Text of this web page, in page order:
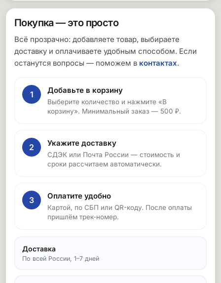
Покупка — это просто
Всё прозрачно: добавляете товар, выбираете
доставку и оплачиваете удобным способом. Если
останутся вопросы — поможем в контактах.
1 Добавьте в корзину
Выберите количество и нажмите «В
корзину». Минимальный заказ — 500 ₽.
2 Укажите доставку
СДЭК или Почта России — стоимость и
сроки рассчитаем автоматически.
3 Оплатите удобно
Картой, по СБП или QR-коду. После оплаты
пришлём трек-номер.
Доставка
По всей России, 1–7 дней